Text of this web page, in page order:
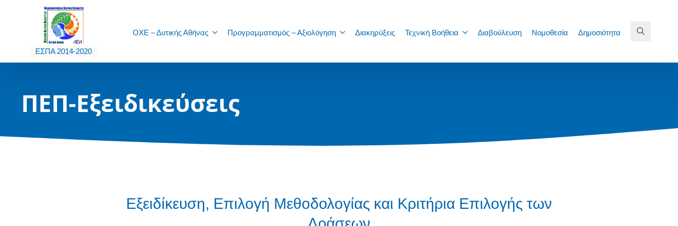
ΕΣΠΑ 2014-2020
ΟΧΕ – Δυτικής Αθήνας Προγραμματισμός – Αξιολόγηση Διακηρύξεις Τεχνική Βοήθεια Διαβούλευση Νομοθεσία
Δημοσιότητα
ΠΕΠ-Εξειδικεύσεις
Εξειδίκευση, Επιλογή Μεθοδολογίας και Κριτήρια Επιλογής των